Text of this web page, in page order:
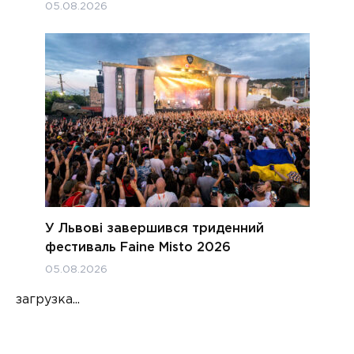
05.08.2026
У Львові завершився триденний
фестиваль Faine Misto 2026
05.08.2026
загрузка...